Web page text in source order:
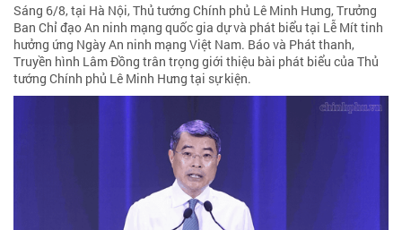
Sáng 6/8, tại Hà Nội, Thủ tướng Chính phủ Lê Minh Hưng, Trưởng
Ban Chỉ đạo An ninh mạng quốc gia dự và phát biểu tại Lễ Mít tinh
hưởng ứng Ngày An ninh mạng Việt Nam. Báo và Phát thanh,
Truyền hình Lâm Đồng trân trọng giới thiệu bài phát biểu của Thủ
tướng Chính phủ Lê Minh Hưng tại sự kiện.